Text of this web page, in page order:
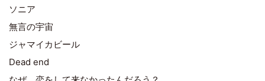
ソニア
無言の宇宙
ジャマイカビール
Dead end